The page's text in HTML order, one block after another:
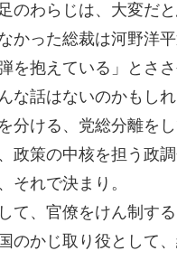
のわらじは、大変だと
かった総裁は河野洋
を抱えている」とさ
な話はないのかもし
分ける、党総分離を
政策の中核を担う政
それで決まり。
て、官僚をけん制す
のかじ取り役として、